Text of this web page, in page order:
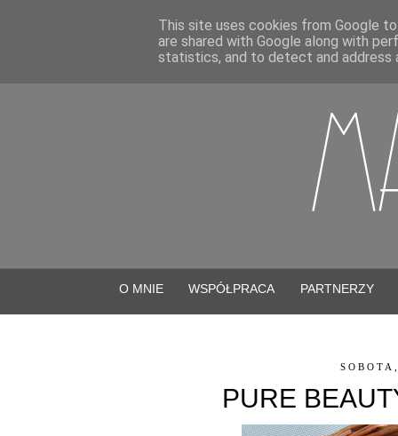
O MNIE WSPÓŁPRACA PARTNERZY
PURE
This site uses cookies from Google
are shared with Google along with
statistics, and to detect and address